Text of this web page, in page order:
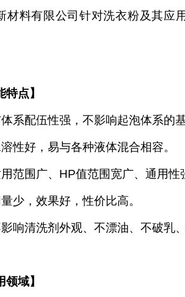
材料有限公司针对洗衣粉及其应
特点】
系配伍性强，不影响起泡体系的基
性好，易与各种液体混合相容。
范围广、HP值范围宽广、通用性
少，效果好，性价比高。
响清洗剂外观、不漂油、不破乳、
领域】